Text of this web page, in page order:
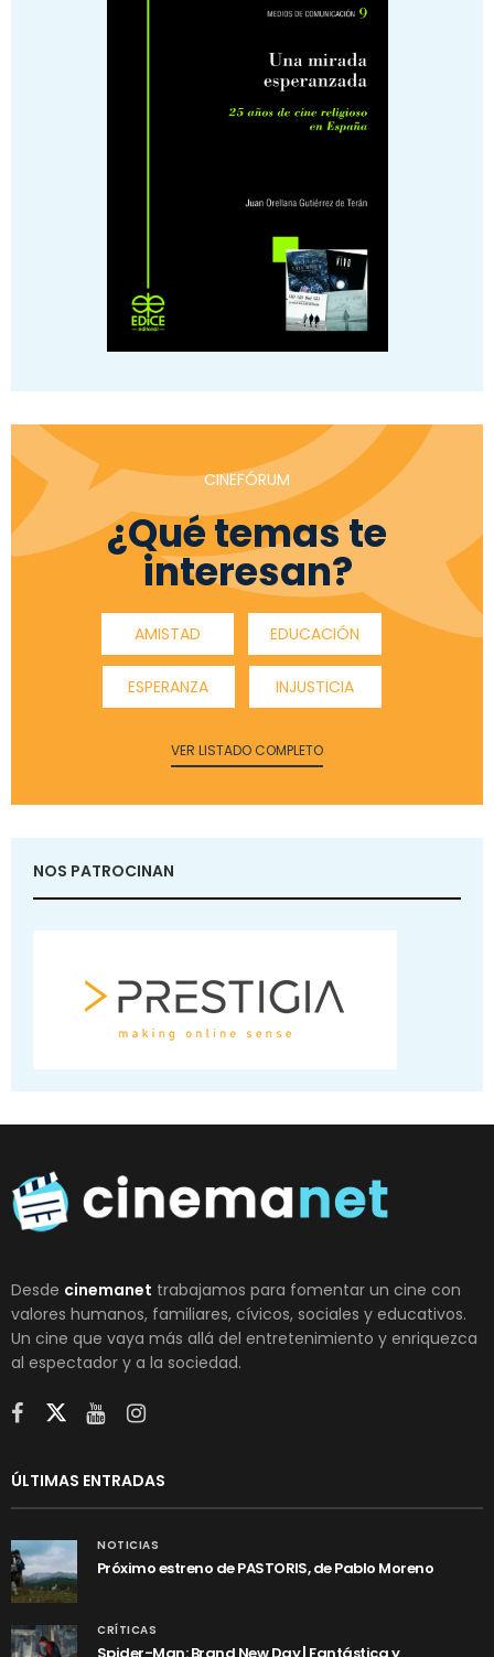
CINEFÓRUM
¿Qué temas te
interesan?
AMISTAD EDUCACIÓN
ESPERANZA INJUSTICIA
VER LISTADO COMPLETO
NOS PATROCINAN
Desde cinemanet trabajamos para fomentar un cine con
valores humanos, familiares, cívicos, sociales y educativos.
Un cine que vaya más allá del entretenimiento y enriquezca
al espectador y a la sociedad.
ÚLTIMAS ENTRADAS
NOTICIAS
Próximo estreno de PASTORIS, de Pablo Moreno
CRÍTICAS
Spider-Man: Brand New Day | Fantástica y